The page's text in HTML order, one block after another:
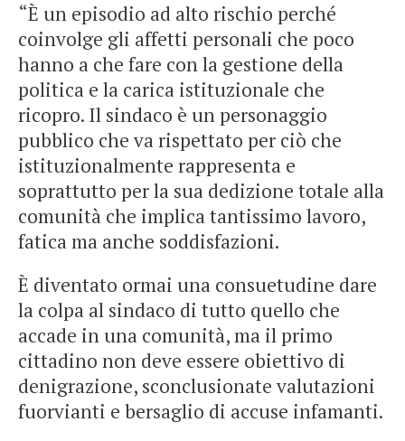
“È un episodio ad alto rischio perché
coinvolge gli affetti personali che poco
hanno a che fare con la gestione della
politica e la carica istituzionale che
ricopro. Il sindaco è un personaggio
pubblico che va rispettato per ciò che
istituzionalmente rappresenta e
soprattutto per la sua dedizione totale alla
comunità che implica tantissimo lavoro,
fatica ma anche soddisfazioni.
È diventato ormai una consuetudine dare
la colpa al sindaco di tutto quello che
accade in una comunità, ma il primo
cittadino non deve essere obiettivo di
denigrazione, sconclusionate valutazioni
fuorvianti e bersaglio di accuse infamanti.